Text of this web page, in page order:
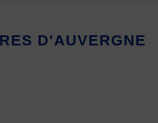
RES D'AUVERGNE